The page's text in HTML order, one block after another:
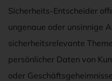
Sicherheits-Entscheider
ungenaue oder unsinnige
sicherheitsrelevante
persönlicher Daten von
oder